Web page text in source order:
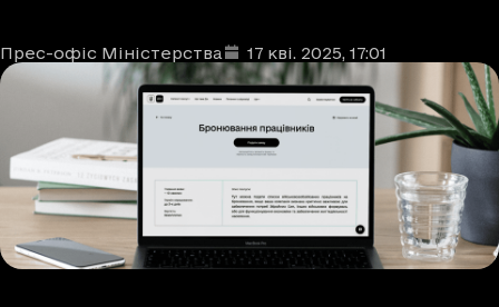
Автори
Прес-офіс Міністерства
Дата та час публікації: 17 кві. 2025, 17:01